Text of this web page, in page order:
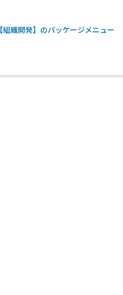
【組織開発】のパッケージメニュー